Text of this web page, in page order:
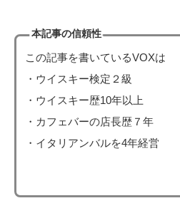
本記事の信頼性
この記事を書いているVOXは
・ウイスキー検定２級
・ウイスキー歴10年以上
・カフェバーの店長歴７年
・イタリアンバルを4年経営